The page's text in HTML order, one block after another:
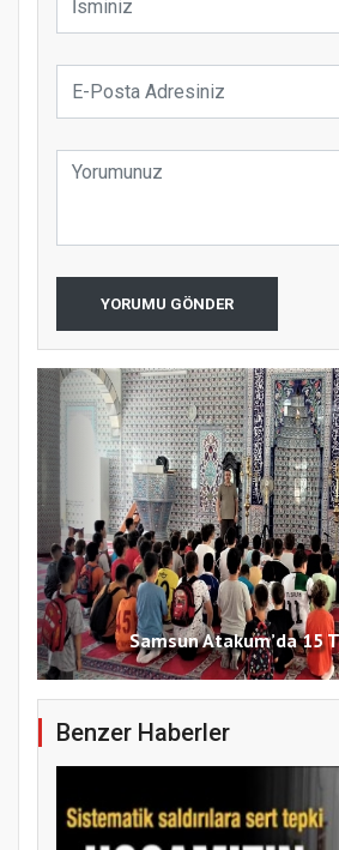
YORUMU GÖNDER
Etkinliği
Türkiye’de insanlar dinle
koparıyor mu?
Samsun Atakum’da 15
Benzer Haberler